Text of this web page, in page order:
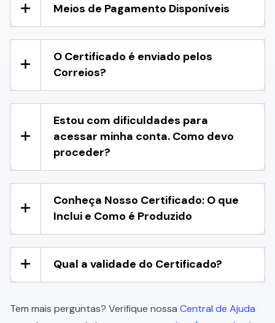
Meios de Pagamento Disponíveis
O Certificado é enviado pelos
Correios?
Estou com dificuldades para
acessar minha conta. Como devo
proceder?
Conheça Nosso Certificado: O que
Inclui e Como é Produzido
Qual a validade do Certificado?
Tem mais perguntas? Verifique nossa Central de Ajuda